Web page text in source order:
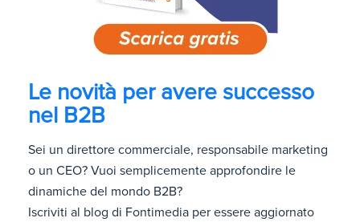
Le novità per avere successo
nel B2B
Sei un direttore commerciale, responsabile marketing
o un CEO? Vuoi semplicemente approfondire le
dinamiche del mondo B2B?
Iscriviti al blog di Fontimedia per essere aggiornato